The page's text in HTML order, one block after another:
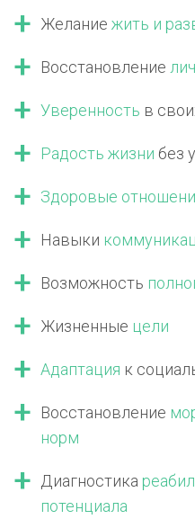
Желание жить и
Восстановление
Уверенность в
Радость жизни без
Здоровые
Навыки
Возможность
Жизненные цели
Адаптация к
Восстановление
норм
Диагностика
потенциала